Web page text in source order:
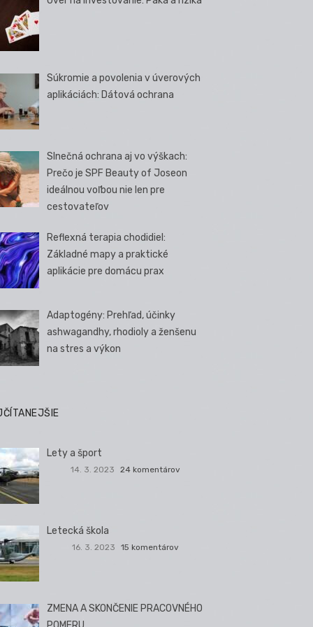
Súkromie a povolenia v úverových
aplikáciách: Dátová ochrana
Slnečná ochrana aj vo výškach:
Prečo je SPF Beauty of Joseon
ideálnou voľbou nie len pre
cestovateľov
Reflexná terapia chodidiel:
Základné mapy a praktické
aplikácie pre domácu prax
Adaptogény: Prehľad, účinky
ashwagandhy, rhodioly a ženšenu
na stres a výkon
Lety a šport
14. 3. 2023 24 komentárov
Letecká škola
16. 3. 2023 15 komentárov
ZMENA A SKONČENIE PRACOVNÉHO